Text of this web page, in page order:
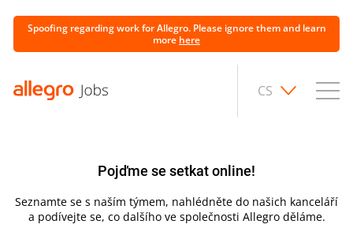
Spoofing regarding work for Allegro. Please ignore them and learn
more here
CS
Pojďme se setkat online!
Seznamte se s naším týmem, nahlédněte do našich kanceláří
a podívejte se, co dalšího ve společnosti Allegro děláme.